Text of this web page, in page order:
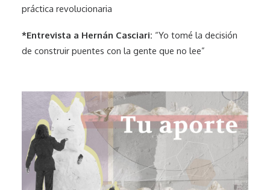
práctica revolucionaria
*Entrevista a Hernán Casciari: “Yo tomé la decisión
de construir puentes con la gente que no lee”